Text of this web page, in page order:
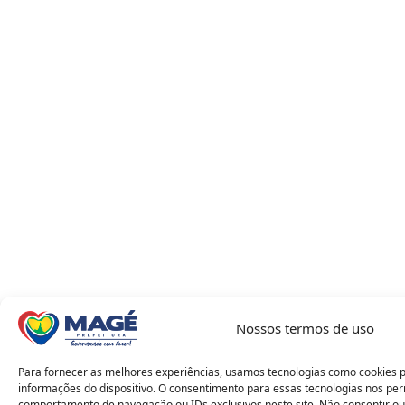
Nossos termos de uso
Para fornecer as melhores experiências, usamos tecnologias como cookies
informações do dispositivo. O consentimento para essas tecnologias nos